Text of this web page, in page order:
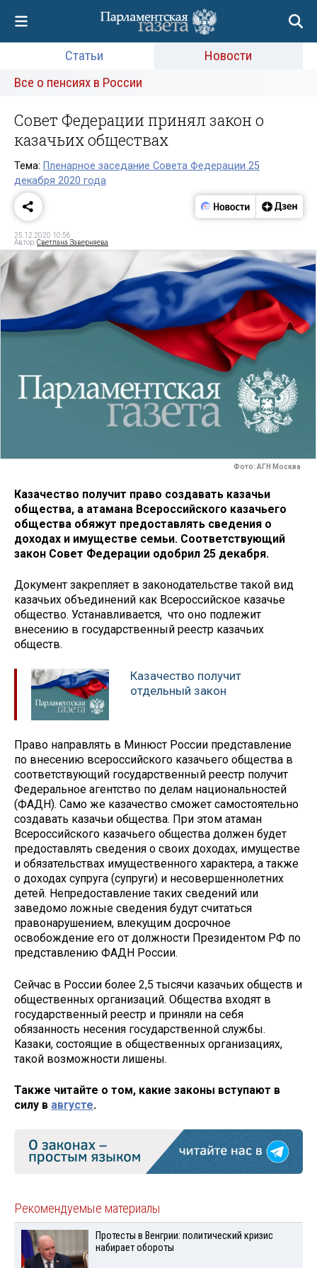
Статьи
Новости
Все о пенсиях в России
Совет Федерации принял закон о
казачьих обществах
Тема: Пленарное заседание Совета Федерации 25
декабря 2020 года
25.12.2020 10:56
Автор:Светлана Заверняева
Фото: АГН Москва
Казачество получит право создавать казачьи
общества, а атамана Всероссийского казачьего
общества обяжут предоставлять сведения о
доходах и имуществе семьи. Соответствующий
закон Совет Федерации одобрил 25 декабря.
Документ закрепляет в законодательстве такой вид
казачьих объединений как Всероссийское казачье
общество. Устанавливается, что оно подлежит
внесению в государственный реестр казачьих
обществ.
Казачество получит
отдельный закон
Право направлять в Минюст России представление
по внесению всероссийского казачьего общества в
соответствующий государственный реестр получит
Федеральное агентство по делам национальностей
(ФАДН). Само же казачество сможет самостоятельно
создавать казачьи общества. При этом атаман
Всероссийского казачьего общества должен будет
предоставлять сведения о своих доходах, имуществе
и обязательствах имущественного характера, а также
о доходах супруга (супруги) и несовершеннолетних
детей. Непредоставление таких сведений или
заведомо ложные сведения будут считаться
правонарушением, влекущим досрочное
освобождение его от должности Президентом РФ по
представлению ФАДН России.
Сейчас в России более 2,5 тысячи казачьих обществ и
общественных организаций. Общества входят в
государственный реестр и приняли на себя
обязанность несения государственной службы.
Казаки, состоящие в общественных организациях,
такой возможности лишены.
Также читайте о том, какие законы вступают в
силу в августе.
Рекомендуемые материалы
Протесты в Венгрии: политический кризис
набирает обороты